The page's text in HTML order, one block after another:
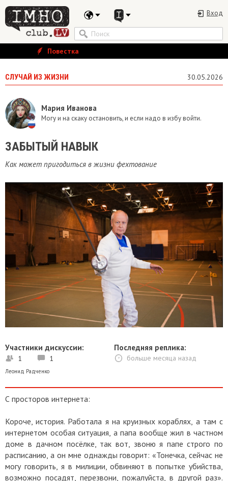
Вход
Повестка
СЛУЧАЙ ИЗ ЖИЗНИ 30.05.2026
Мария Иванова
Могу и на скаку остановить, и если надо в избу войти.
ЗАБЫТЫЙ НАВЫК
Как может пригодиться в жизни фехтование
Участники дискуссии:
1 1
Последняя реплика:
больше месяца назад
Леонид Радченко
С просторов интернета:
Короче, история. Работала я на круизных кораблях, а там с
интернетом особая ситуация, а папа вообще жил в частном
доме в дачном посёлке, так вот, звоню я папе строго по
расписанию, а он мне однажды говорит: «Тонечка, сейчас не
могу говорить, я в милиции, обвиняют в попытке убийства,
возможно посадят, перезвони, пожалуйста, в другой раз».